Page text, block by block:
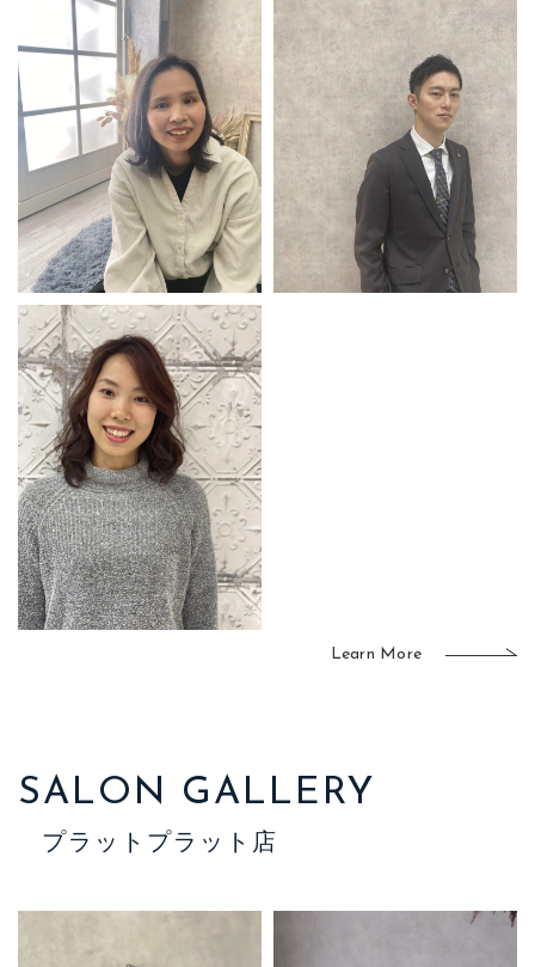
Learn More
SALON GALLERY
プラットプラット店